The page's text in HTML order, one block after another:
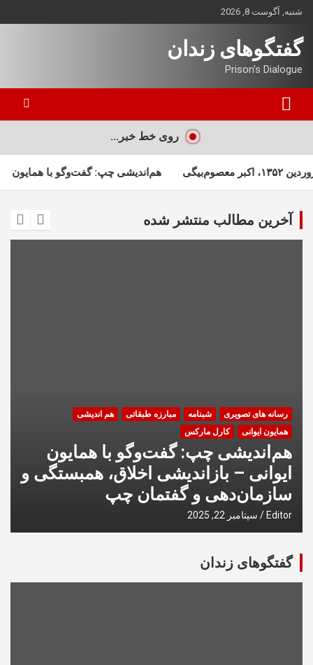
بروید
شنبه, آگوست 8, 2026
گفتگوهای زندان
Prison's Dialogue
روی خط خبر...
هم‌اندیشی چپ: گفت‌وگو با همایون ایوانی –
آخرین مطالب منتشر شده
رسانه های تصویری شبنامه مبارزه طبقاتی
هم اندیشی
همایون ایوانی
کارل مارکس
هم‌اندیشی چپ: گفت‌وگو با همایون
ایوانی – بازاندیشی اخلاق، همبستگی و
سازمان‌دهی و گفتمان چپ
سپتامبر 22, 2025 Editor
گفتگوهای زندان